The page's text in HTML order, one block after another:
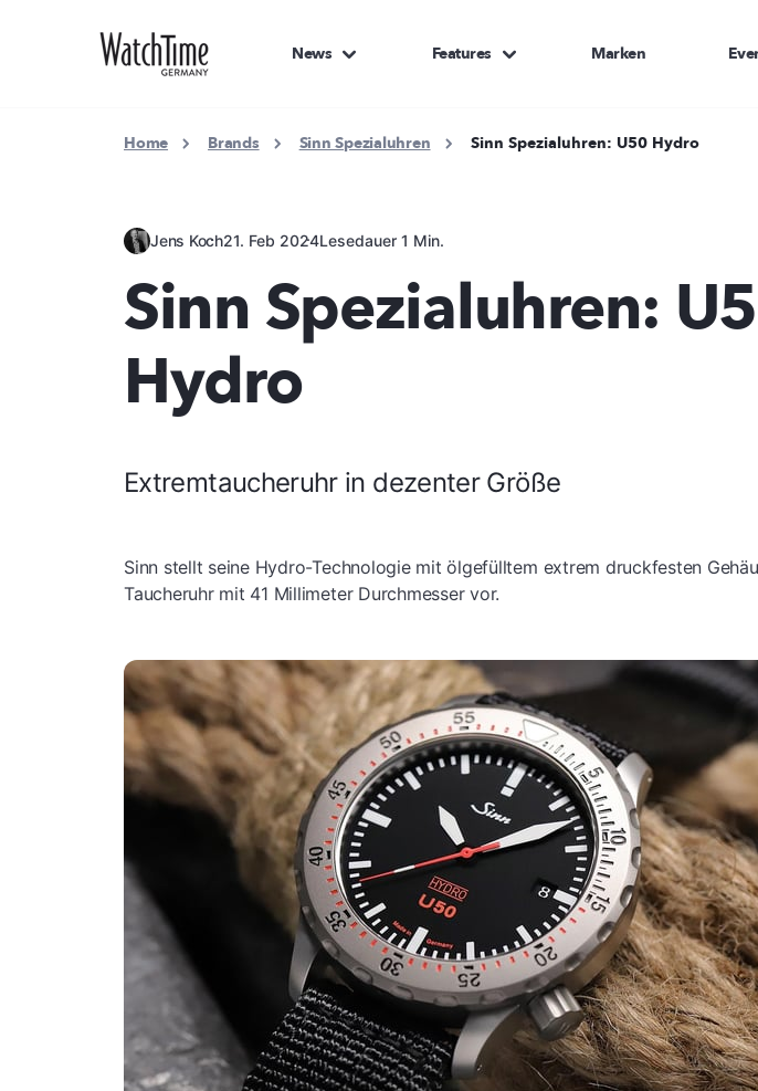
News Features Marken
Home Brands Sinn Spezialuhren Sinn Spezialuhren: U50 Hydro
Jens Koch21. Feb 2024Lesedauer 1 Min.
Sinn Spezialuhren:
Hydro
Extremtaucheruhr in dezenter Größe
Sinn stellt seine Hydro-Technologie mit ölgefülltem extrem druckfesten
Taucheruhr mit 41 Millimeter Durchmesser vor.